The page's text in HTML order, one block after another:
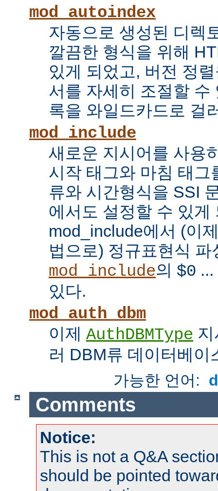
mod_autoindex
자동으로 생성된 디렉
깔끔한 형식을 위해
있게 되었고, 버전 정
서를 자세히 조절할 수
록을 와일드카드로 걸
mod_include
새로운 지시어를 사용
시작 태그와 마침 태그
류와 시간형식을 SSI
에서도 설정할 수 있게
mod_include에서 (이
법으로) 정규표현식
mod_include의 $0 ...
있다.
mod_auth_dbm
이제 AuthDBMType
러 DBM류 데이터베이
가능한 언어:
Comments
Notice:
This is not a Q&A
should be pointed